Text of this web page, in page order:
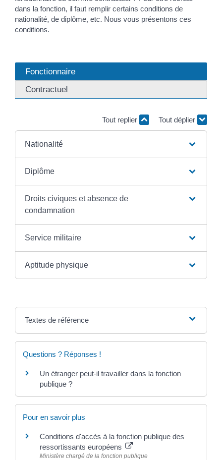
dans la fonction, il faut remplir certains conditions de
nationalité, de diplôme, etc. Nous vous présentons ces
conditions.
Fonctionnaire
Contractuel
Tout replier Tout déplier
Nationalité
Diplôme
Droits civiques et absence de
condamnation
Service militaire
Aptitude physique
Textes de référence
Questions ? Réponses !
Un étranger peut-il travailler dans la fonction
publique ?
Pour en savoir plus
Conditions d'accès à la fonction publique des
ressortissants européens
Ministère chargé de la fonction publique